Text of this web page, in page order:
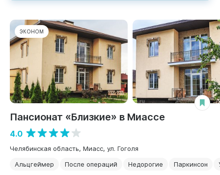
ЭКОНОМ
Пансионат «Близкие» в Миассе
4.0
Челябинская область, Миасс, ул. Гоголя
Альцгеймер
После операций Недорогие Паркинсон